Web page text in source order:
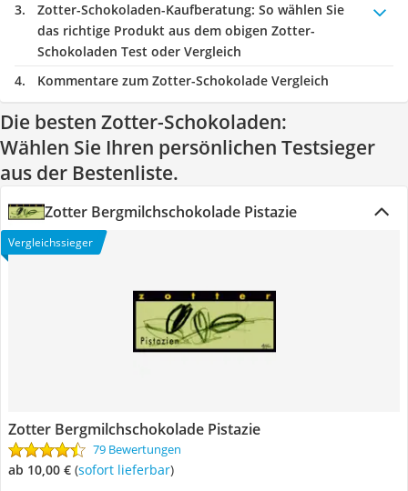
Zotter-Schokoladen-Kaufberatung: So wählen Sie
das richtige Produkt aus dem obigen Zotter-
Schokoladen Test oder Vergleich
Kommentare zum Zotter-Schokolade Vergleich
Die besten Zotter-Schokoladen:
Wählen Sie Ihren persönlichen Testsieger
aus der Bestenliste.
Zotter Bergmilchschokolade Pistazie
Vergleichssieger
Zotter Bergmilchschokolade Pistazie
79 Bewertungen
ab 10,00 € ( Sofort lieferbar)